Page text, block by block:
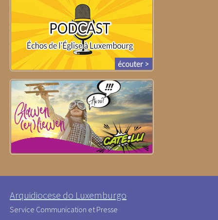
Arquidiocese do Luxemburgo
Service Communication et Presse